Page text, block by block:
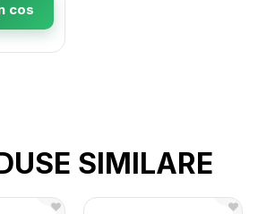
cos
SIMILARE